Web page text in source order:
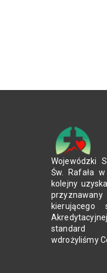
Wojewódzki
Św. Rafała
kolejny
kierującego
standard
wdrożyliśmy